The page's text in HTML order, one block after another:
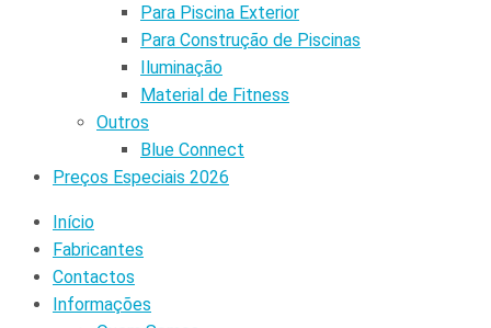
Para Piscina Exterior
Para Construção de Piscinas
Iluminação
Material de Fitness
Outros
Blue Connect
Preços Especiais 2026
Início
Fabricantes
Contactos
Informações